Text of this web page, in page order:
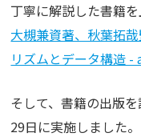
丁寧に解説した書籍を
大槻兼資著、秋葉拓
リズムとデータ構造 -
そして、書籍の出版
29日に実施しました。